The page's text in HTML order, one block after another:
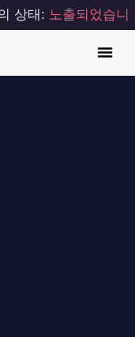
상태: 노출되었습니